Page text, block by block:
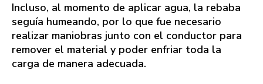
Incluso, al momento de aplicar agua, la rebaba
seguía humeando, por lo que fue necesario
realizar maniobras junto con el conductor para
remover el material y poder enfriar toda la
carga de manera adecuada.